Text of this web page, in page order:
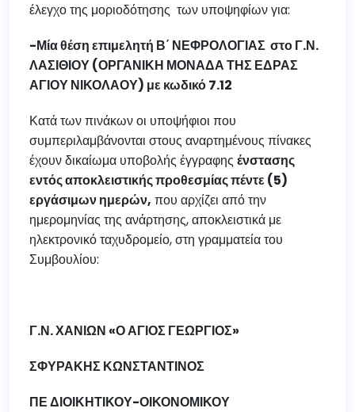
έλεγχο της μοριοδότησης των υποψηφίων για:
-Μία θέση επιμελητή Β΄ ΝΕΦΡΟΛΟΓΙΑΣ στο Γ.Ν.
ΛΑΣΙΘΙΟΥ (ΟΡΓΑΝΙΚΗ ΜΟΝΑΔΑ ΤΗΣ ΕΔΡΑΣ
ΑΓΙΟΥ ΝΙΚΟΛΑΟΥ) με κωδικό 7.12
Κατά των πινάκων οι υποψήφιοι που
συμπεριλαμβάνονται στους αναρτημένους πίνακες
έχουν δικαίωμα υποβολής έγγραφης ένστασης
εντός αποκλειστικής προθεσμίας πέντε (5)
εργάσιμων ημερών, που αρχίζει από την
ημερομηνίας της ανάρτησης, αποκλειστικά με
ηλεκτρονικό ταχυδρομείο, στη γραμματεία του
Συμβουλίου:
Γ.Ν. ΧΑΝΙΩΝ «Ο ΑΓΙΟΣ ΓΕΩΡΓΙΟΣ»
ΣΦΥΡΑΚΗΣ ΚΩΝΣΤΑΝΤΙΝΟΣ
ΠΕ ΔΙΟΙΚΗΤΙΚΟΥ-ΟΙΚΟΝΟΜΙΚΟΥ